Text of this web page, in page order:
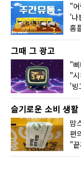
홈
그때 그 광고
"
"
슬기로운 소비 생활